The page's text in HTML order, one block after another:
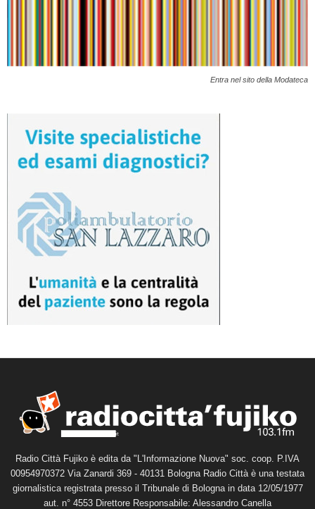
Entra nel sito della Modateca
Radio Città Fujiko è edita da "L'Informazione Nuova" soc. coop. P.IVA
00954970372 Via Zanardi 369 - 40131 Bologna Radio Città è una testata
giornalistica registrata presso il Tribunale di Bologna in data 12/05/1977
aut. n° 4553 Direttore Responsabile: Alessandro Canella